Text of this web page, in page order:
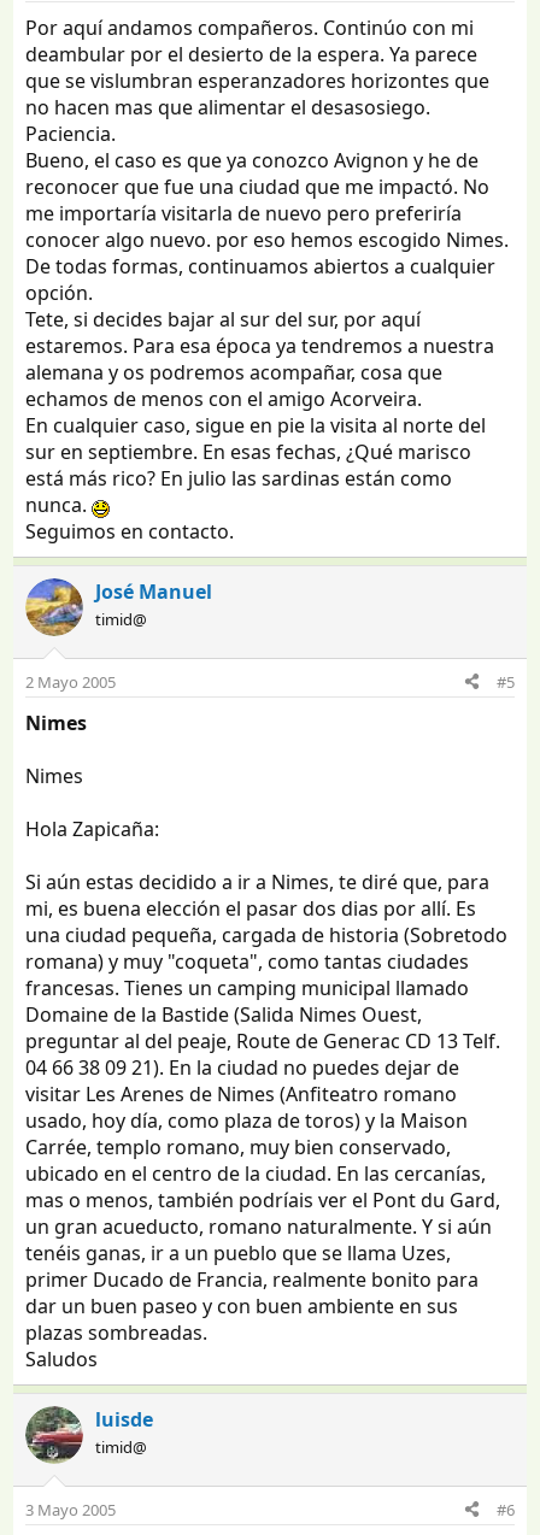
Por aquí andamos compañeros. Continúo con mi
deambular por el desierto de la espera. Ya parece
que se vislumbran esperanzadores horizontes que
no hacen mas que alimentar el desasosiego.
Paciencia.
Bueno, el caso es que ya conozco Avignon y he de
reconocer que fue una ciudad que me impactó. No
me importaría visitarla de nuevo pero preferiría
conocer algo nuevo. por eso hemos escogido Nimes.
De todas formas, continuamos abiertos a cualquier
opción.
Tete, si decides bajar al sur del sur, por aquí
estaremos. Para esa época ya tendremos a nuestra
alemana y os podremos acompañar, cosa que
echamos de menos con el amigo Acorveira.
En cualquier caso, sigue en pie la visita al norte del
sur en septiembre. En esas fechas, ¿Qué marisco
está más rico? En julio las sardinas están como
nunca.
Seguimos en contacto.
José Manuel
timid@
2 Mayo 2005 #5
Nimes
Nimes
Hola Zapicaña:
Si aún estas decidido a ir a Nimes, te diré que, para
mi, es buena elección el pasar dos dias por allí. Es
una ciudad pequeña, cargada de historia (Sobretodo
romana) y muy "coqueta", como tantas ciudades
francesas. Tienes un camping municipal llamado
Domaine de la Bastide (Salida Nimes Ouest,
preguntar al del peaje, Route de Generac CD 13 Telf.
04 66 38 09 21). En la ciudad no puedes dejar de
visitar Les Arenes de Nimes (Anfiteatro romano
usado, hoy día, como plaza de toros) y la Maison
Carrée, templo romano, muy bien conservado,
ubicado en el centro de la ciudad. En las cercanías,
mas o menos, también podríais ver el Pont du Gard,
un gran acueducto, romano naturalmente. Y si aún
tenéis ganas, ir a un pueblo que se llama Uzes,
primer Ducado de Francia, realmente bonito para
dar un buen paseo y con buen ambiente en sus
plazas sombreadas.
Saludos
luisde
timid@
3 Mayo 2005 #6